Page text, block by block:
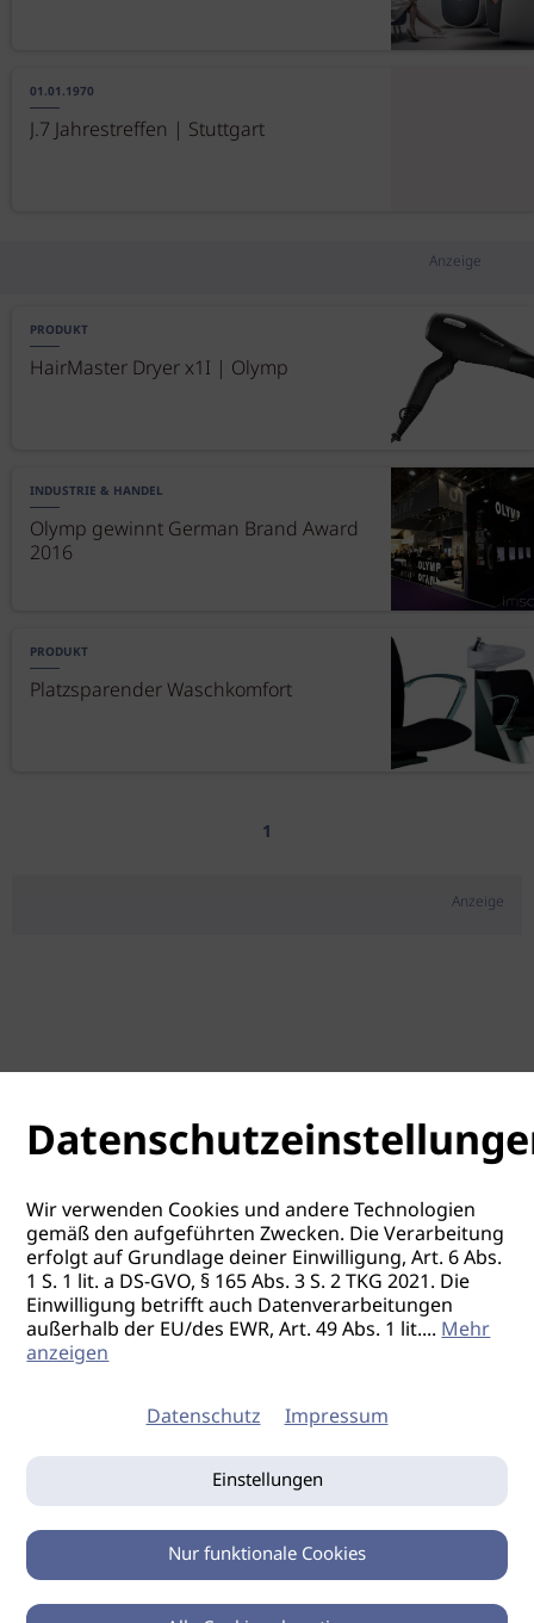
01.01.1970
J.7 Jahrestreffen | Stuttgart
Anzeige
PRODUKT
HairMaster Dryer x1I | Olymp
INDUSTRIE & HANDEL
Olymp gewinnt German Brand Award
2016
PRODUKT
Platzsparender Waschkomfort
1
Anzeige
Wir verwenden Cookies und andere Technologien
gemäß den aufgeführten Zwecken. Die Verarbeitung
erfolgt auf Grundlage deiner Einwilligung, Art. 6 Abs.
1 S. 1 lit. a DS-GVO, § 165 Abs. 3 S. 2 TKG 2021. Die
Einwilligung betrifft auch Datenverarbeitungen
außerhalb der EU/des EWR, Art. 49 Abs. 1 lit....Mehr
anzeigen
Datenschutz Impressum
Einstellungen
Nur funktionale Cookies